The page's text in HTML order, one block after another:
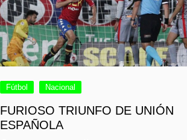
Fútbol Nacional
FURIOSO TRIUNFO DE UNIÓN
ESPAÑOLA